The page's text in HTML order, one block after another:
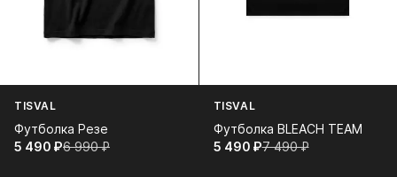
TISVAL
Футболка Резе
5 490⁠ ⁠₽6 990⁠ ⁠₽
TISVAL
Футболка BLEACH TEAM
5 490⁠ ⁠₽7 490⁠ ⁠₽